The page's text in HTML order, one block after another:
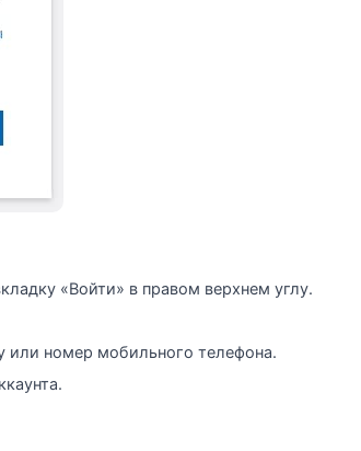
«Войти» в правом верхнем углу.
или номер мобильного телефона.